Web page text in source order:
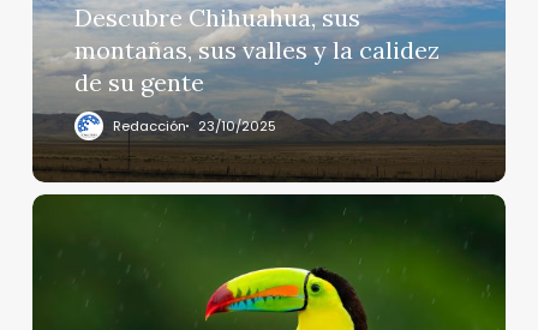
calidez
su
gente
Descubre Chihuahua, sus
montañas, sus valles y la calidez
de su gente
Redacción 23/10/2025
Workshop